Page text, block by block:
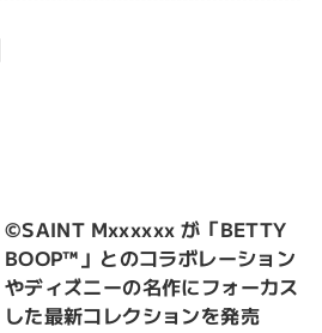
©SAINT Mxxxxxx が「BETTY
BOOP™︎」とのコラボレーション
やディズニーの名作にフォーカス
した最新コレクションを発売